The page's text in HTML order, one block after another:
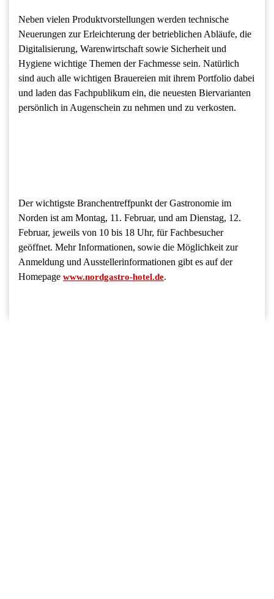
Neben vielen Produktvorstellungen werden technische
Neuerungen zur Erleichterung der betrieblichen Abläufe, die
Digitalisierung, Warenwirtschaft sowie Sicherheit und
Hygiene wichtige Themen der Fachmesse sein. Natürlich
sind auch alle wichtigen Brauereien mit ihrem Portfolio dabei
und laden das Fachpublikum ein, die neuesten Biervarianten
persönlich in Augenschein zu nehmen und zu verkosten.
Der wichtigste Branchentreffpunkt der Gastronomie im
Norden ist am Montag, 11. Februar, und am Dienstag, 12.
Februar, jeweils von 10 bis 18 Uhr, für Fachbesucher
geöffnet. Mehr Informationen, sowie die Möglichkeit zur
Anmeldung und Ausstellerinformationen gibt es auf der
Homepage www.nordgastro-hotel.de.